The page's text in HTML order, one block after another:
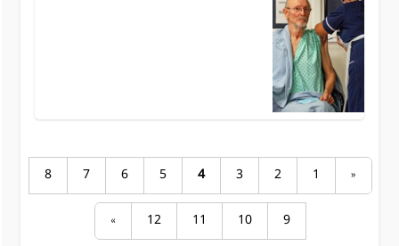
«
1
2
3
4
5
6
7
8
9
10
11
12
»